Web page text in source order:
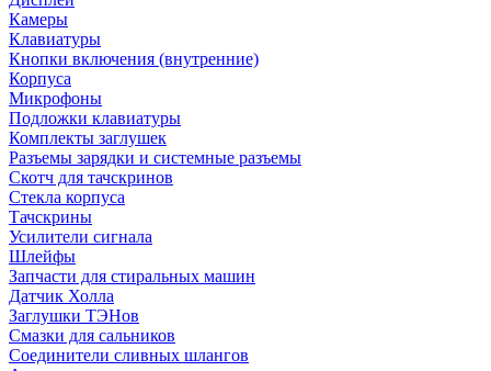
Камеры
Клавиатуры
Кнопки включения (внутренние)
Корпуса
Микрофоны
Подложки клавиатуры
Комплекты заглушек
Разъемы зарядки и системные разъемы
Скотч для тачскринов
Стекла корпуса
Тачскрины
Усилители сигнала
Шлейфы
Запчасти для стиральных машин
Датчик Холла
Заглушки ТЭНов
Смазки для сальников
Соединители сливных шлангов